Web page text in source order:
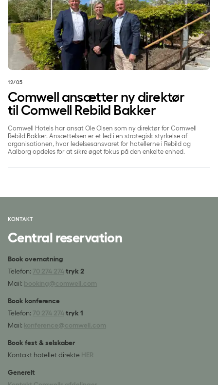
12/05
Comwell ansætter ny direktør
til Comwell Rebild Bakker
Comwell Hotels har ansat Ole Olsen som ny direktør for Comwell
Rebild Bakker. Ansættelsen er et led i en strategisk styrkelse af
organisationen, hvor ledelsesansvaret for hotellerne i Rebild og
Aalborg opdeles for at sikre øget fokus på den enkelte enhed.
KONTAKT
Central reservation
Book overnatning
Telefon: 70 274 274tryk 2
Mail: booking@comwell.com
Book konference
Telefon: 70 274 274tryk 1
Mail: konference@comwell.com
Book fest & selskaber
Kontakt hotellet direkte HER
Generelt